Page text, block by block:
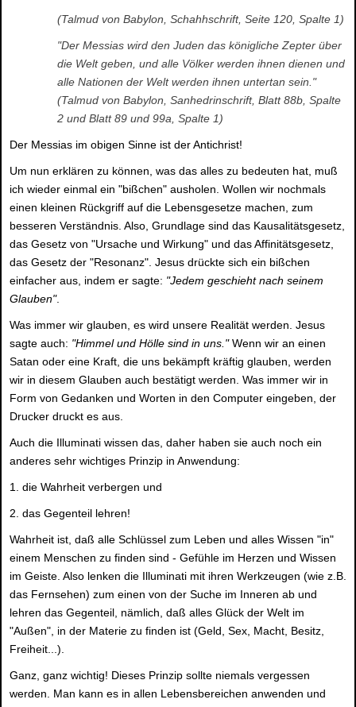
(Talmud von Babylon, Schahhschrift, Seite 120, Spalte 1)
"Der Messias wird den Juden das königliche Zepter über
die Welt geben, und alle Völker werden ihnen dienen und
alle Nationen der Welt werden ihnen untertan sein."
(Talmud von Babylon, Sanhedrinschrift, Blatt 88b, Spalte
2 und Blatt 89 und 99a, Spalte 1)
Der Messias im obigen Sinne ist der Antichrist!
Um nun erklären zu können, was das alles zu bedeuten hat, muß
ich wieder einmal ein "bißchen" ausholen. Wollen wir nochmals
einen kleinen Rückgriff auf die Lebensgesetze machen, zum
besseren Verständnis. Also, Grundlage sind das Kausalitätsgesetz,
das Gesetz von "Ursache und Wirkung" und das Affinitätsgesetz,
das Gesetz der "Resonanz". Jesus drückte sich ein bißchen
einfacher aus, indem er sagte: "Jedem geschieht nach seinem
Glauben".
Was immer wir glauben, es wird unsere Realität werden. Jesus
sagte auch: "Himmel und Hölle sind in uns."Wenn wir an einen
Satan oder eine Kraft, die uns bekämpft kräftig glauben, werden
wir in diesem Glauben auch bestätigt werden. Was immer wir in
Form von Gedanken und Worten in den Computer eingeben, der
Drucker druckt es aus.
Auch die Illuminati wissen das, daher haben sie auch noch ein
anderes sehr wichtiges Prinzip in Anwendung:
1. die Wahrheit verbergen und
2. das Gegenteil lehren!
Wahrheit ist, daß alle Schlüssel zum Leben und alles Wissen "in"
einem Menschen zu finden sind - Gefühle im Herzen und Wissen
im Geiste. Also lenken die Illuminati mit ihren Werkzeugen (wie z.B.
das Fernsehen) zum einen von der Suche im Inneren ab und
lehren das Gegenteil, nämlich, daß alles Glück der Welt im
"Außen", in der Materie zu finden ist (Geld, Sex, Macht, Besitz,
Freiheit...).
Ganz, ganz wichtig! Dieses Prinzip sollte niemals vergessen
werden. Man kann es in allen Lebensbereichen anwenden und